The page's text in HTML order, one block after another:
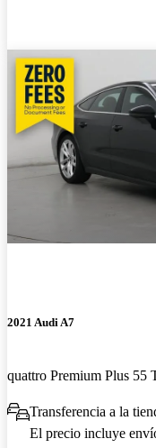
2021 Audi A7
quattro Premium Plus 55
Transferencia a la
El precio incluye